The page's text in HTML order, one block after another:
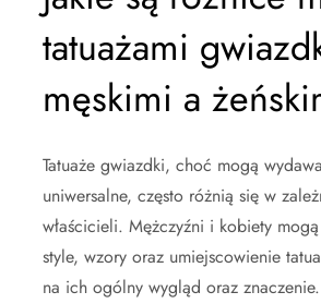
tatuażami
męskimi a
Tatuaże gwiazdki, choć mogą
uniwersalne, często różnią się w
właścicieli. Mężczyźni i kobiety
style, wzory oraz umiejscowienie
na ich ogólny wygląd oraz